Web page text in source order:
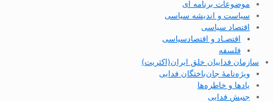
موضوعات برنامه ای
سیاست و اندیشه سیاسی
اقتصاد سیاسی
اقتصـاد و اقتصاد‌سیاسی
فلسفه
سازمان فداییان خلق ایران(اکثریت)
ویژه‌نامهٔ جان‌باختگان فدایی
یادها و خاطره‌ها
جنبش فدایی